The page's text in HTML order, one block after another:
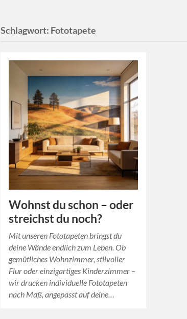
Schlagwort: Fototapete
Wohnst du schon – oder
streichst du noch?
Mit unseren Fototapeten bringst du
deine Wände endlich zum Leben. Ob
gemütliches Wohnzimmer, stilvoller
Flur oder einzigartiges Kinderzimmer –
wir drucken individuelle Fototapeten
nach Maß, angepasst auf deine…